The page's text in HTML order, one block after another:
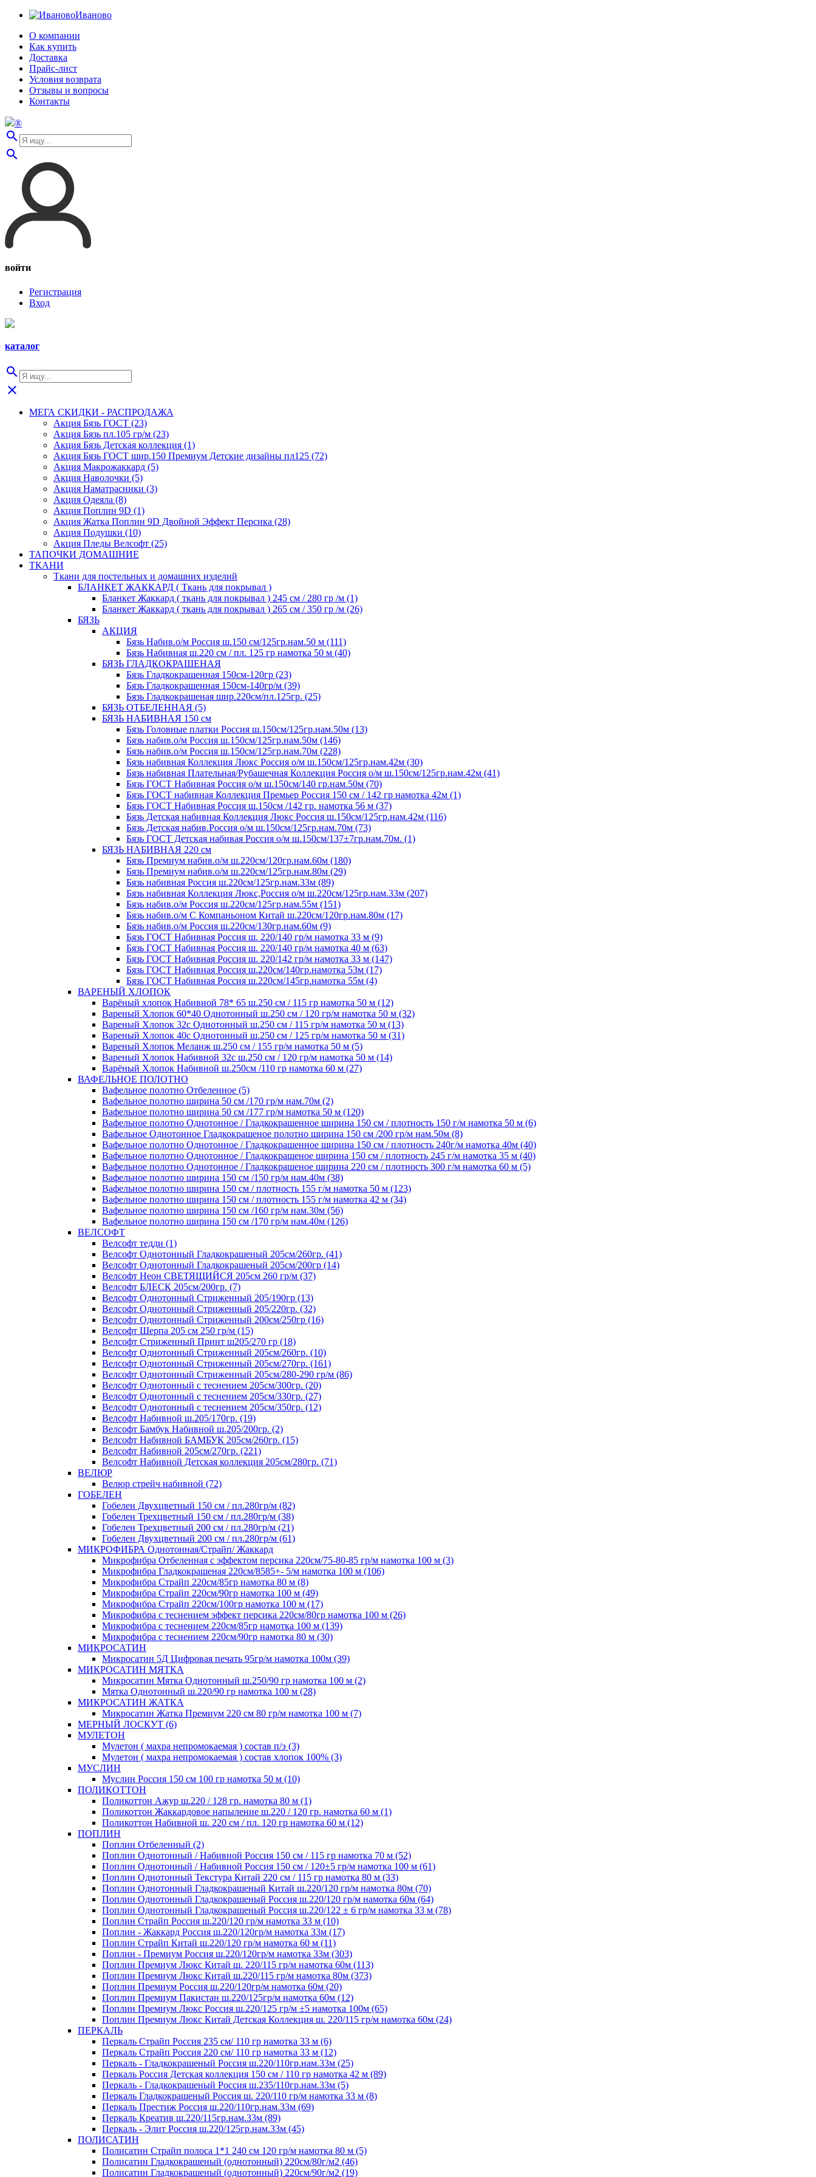
Иваново
О компании
Как купить
Доставка
Прайс-лист
Условия возврата
Отзывы и вопросы
Контакты
®
search
search
войти
Регистрация
Вход
каталог
search
close
МЕГА СКИДКИ - РАСПРОДАЖА
Акция Бязь ГОСТ (23)
Акция Бязь пл.105 гр/м (23)
Акция Бязь Детская коллекция (1)
Акция Бязь ГОСТ шир.150 Премиум Детские дизайны пл125 (72)
Акция Макрожаккард (5)
Акция Наволочки (5)
Акция Наматрасники (3)
Акция Одеяла (8)
Акция Поплин 9D (1)
Акция Жатка Поплин 9D Двойной Эффект Персика (28)
Акция Подушки (10)
Акция Пледы Велсофт (25)
ТАПОЧКИ ДОМАШНИЕ
ТКАНИ
Ткани для постельных и домашних изделий
БЛАНКЕТ ЖАККАРД ( Ткань для покрывал )
Бланкет Жаккард ( ткань для покрывал ) 245 см / 280 гр /м (1)
Бланкет Жаккард ( ткань для покрывал ) 265 см / 350 гр /м (26)
БЯЗЬ
АКЦИЯ
Бязь Набив.о/м Россия ш.150 см/125гр.нам.50 м (111)
Бязь Набивная ш.220 см / пл. 125 гр намотка 50 м (40)
БЯЗЬ ГЛАДКОКРАШЕНАЯ
Бязь Гладкокрашенная 150см-120гр (23)
Бязь Гладкокрашенная 150см-140гр/м (39)
Бязь Гладкокрашеная шир.220см/пл.125гр. (25)
БЯЗЬ ОТБЕЛЕННАЯ (5)
БЯЗЬ НАБИВНАЯ 150 см
Бязь Головные платки Россия ш.150см/125гр.нам.50м (13)
Бязь набив.о/м Россия ш.150см/125гр.нам.50м (146)
Бязь набив.о/м Россия ш.150см/125гр.нам.70м (228)
Бязь набивная Коллекция Люкс Россия о/м ш.150см/125гр.нам.42м (30)
Бязь набивная Плательная/Рубашечная Коллекция Россия о/м ш.150см/125гр.нам.42м (41)
Бязь ГОСТ Набивная Россия о/м ш.150см/140 гр.нам.50м (70)
Бязь ГОСТ набивная Коллекция Премьер Россия 150 см / 142 гр намотка 42м (1)
Бязь ГОСТ Набивная Россия ш.150см /142 гр. намотка 56 м (37)
Бязь Детская набивная Коллекция Люкс Россия ш.150см/125гр.нам.42м (116)
Бязь Детская набив.Россия о/м ш.150см/125гр.нам.70м (73)
Бязь ГОСТ Детская набивая Россия о/м ш.150см/137±7гр.нам.70м. (1)
БЯЗЬ НАБИВНАЯ 220 см
Бязь Премиум набив.о/м ш.220см/120гр.нам.60м (180)
Бязь Премиум набив.о/м ш.220см/125гр.нам.80м (29)
Бязь набивная Россия ш.220см/125гр.нам.33м (89)
Бязь набивная Коллекция Люкс,Россия о/м ш.220см/125гр.нам.33м (207)
Бязь набив.о/м Россия ш.220см/125гр.нам.55м (151)
Бязь набив.о/м С Компаньоном Китай ш.220см/120гр.нам.80м (17)
Бязь набив.о/м Россия ш.220см/130гр.нам.60м (9)
Бязь ГОСТ Набивная Россия ш. 220/140 гр/м намотка 33 м (9)
Бязь ГОСТ Набивная Россия ш. 220/140 гр/м намотка 40 м (63)
Бязь ГОСТ Набивная Россия ш. 220/142 гр/м намотка 33 м (147)
Бязь ГОСТ Набивная Россия ш.220см/140гр.намотка 53м (17)
Бязь ГОСТ Набивная Россия ш.220см/145гр.намотка 55м (4)
ВАРЕНЫЙ ХЛОПОК
Варёный хлопок Набивной 78* 65 ш.250 см / 115 гр намотка 50 м (12)
Вареный Хлопок 60*40 Однотонный ш.250 см / 120 гр/м намотка 50 м (32)
Вареный Хлопок 32с Однотонный ш.250 см / 115 гр/м намотка 50 м (13)
Вареный Хлопок 40с Однотонный ш.250 см / 125 гр/м намотка 50 м (31)
Вареный Хлопок Меланж ш.250 см / 155 гр/м намотка 50 м (5)
Вареный Хлопок Набивной 32с ш.250 см / 120 гр/м намотка 50 м (14)
Варёный Хлопок Набивной ш.250см /110 гр намотка 60 м (27)
ВАФЕЛЬНОЕ ПОЛОТНО
Вафельное полотно Отбеленное (5)
Вафельное полотно ширина 50 см /170 гр/м нам.70м (2)
Вафельное полотно ширина 50 см /177 гр/м намотка 50 м (120)
Вафельное полотно Однотонное / Гладкокрашенное ширина 150 см / плотность 150 г/м намотка 50 м (6)
Вафельное Однотонное Гладкокрашеное полотно ширина 150 см /200 гр/м нам.50м (8)
Вафельное полотно Однотонное / Гладкокрашенное ширина 150 см / плотность 240г/м намотка 40м (40)
Вафельное полотно Однотонное / Гладкокрашеное ширина 150 см / плотность 245 г/м намотка 35 м (40)
Вафельное полотно Однотонное / Гладкокрашеное ширина 220 см / плотность 300 г/м намотка 60 м (5)
Вафельное полотно ширина 150 см /150 гр/м нам.40м (38)
Вафельное полотно ширина 150 см / плотность 155 г/м намотка 50 м (123)
Вафельное полотно ширина 150 см / плотность 155 г/м намотка 42 м (34)
Вафельное полотно ширина 150 см /160 гр/м нам.30м (56)
Вафельное полотно ширина 150 см /170 гр/м нам.40м (126)
ВЕЛСОФТ
Велсофт тедди (1)
Велсофт Однотонный Гладкокрашеный 205см/260гр. (41)
Велсофт Однотонный Гладкокрашеный 205см/200гр (14)
Велсофт Неон СВЕТЯЩИЙСЯ 205см 260 гр/м (37)
Велсофт БЛЕСК 205см/200гр. (7)
Велсофт Однотонный Стриженный 205/190гр (13)
Велсофт Однотонный Стриженный 205/220гр. (32)
Велсофт Однотонный Стриженный 200см/250гр (16)
Велсофт Шерпа 205 см 250 гр/м (15)
Велсофт Стриженный Принт ш205/270 гр (18)
Велсофт Однотонный Стриженный 205см/260гр. (10)
Велсофт Однотонный Стриженный 205см/270гр. (161)
Велсофт Однотонный Стриженный 205см/280-290 гр/м (86)
Велсофт Однотонный с теснением 205см/300гр. (20)
Велсофт Однотонный с теснением 205см/330гр. (27)
Велсофт Однотонный с теснением 205см/350гр. (12)
Велсофт Набивной ш.205/170гр. (19)
Велсофт Бамбук Набивной ш.205/200гр. (2)
Велсофт Набивной БАМБУК 205см/260гр. (15)
Велсофт Набивной 205см/270гр. (221)
Велсофт Набивной Детская коллекция 205см/280гр. (71)
ВЕЛЮР
Велюр стрейч набивной (72)
ГОБЕЛЕН
Гобелен Двухцветный 150 см / пл.280гр/м (82)
Гобелен Трехцветный 150 см / пл.280гр/м (38)
Гобелен Трехцветный 200 см / пл.280гр/м (21)
Гобелен Двухцветный 200 см / пл.280гр/м (61)
МИКРОФИБРА Однотонная/Страйп/ Жаккард
Микрофибра Отбеленная с эффектом персика 220см/75-80-85 гр/м намотка 100 м (3)
Микрофибра Гладкокрашеная 220см/8585+- 5/м намотка 100 м (106)
Микрофибра Страйп 220см/85гр намотка 80 м (8)
Микрофибра Страйп 220см/90гр намотка 100 м (49)
Микрофибра Страйп 220см/100гр намотка 100 м (17)
Микрофибра с теснением эффект персика 220см/80гр намотка 100 м (26)
Микрофибра с теснением 220см/85гр намотка 100 м (139)
Микрофибра с теснением 220см/90гр намотка 80 м (30)
МИКРОСАТИН
Микросатин 5Д Цифровая печать 95гр/м намотка 100м (39)
МИКРОСАТИН МЯТКА
Микросатин Мятка Однотонный ш.250/90 гр намотка 100 м (2)
Мятка Однотонный ш.220/90 гр намотка 100 м (28)
МИКРОСАТИН ЖАТКА
Микросатин Жатка Премиум 220 см 80 гр/м намотка 100 м (7)
МЕРНЫЙ ЛОСКУТ (6)
МУЛЕТОН
Мулетон ( махра непромокаемая ) состав п/э (3)
Мулетон ( махра непромокаемая ) состав хлопок 100% (3)
МУСЛИН
Муслин Россия 150 см 100 гр намотка 50 м (10)
ПОЛИКОТТОН
Поликоттон Ажур ш.220 / 128 гр. намотка 80 м (1)
Поликоттон Жаккардовое напыление ш.220 / 120 гр. намотка 60 м (1)
Поликоттон Набивной ш. 220 см / пл. 120 гр намотка 60 м (12)
ПОПЛИН
Поплин Отбеленный (2)
Поплин Однотонный / Набивной Россия 150 см / 115 гр намотка 70 м (52)
Поплин Однотонный / Набивной Россия 150 см / 120±5 гр/м намотка 100 м (61)
Поплин Однотонный Текстура Китай 220 см / 115 гр намотка 80 м (33)
Поплин Однотонный Гладкокрашеный Китай ш.220/120 гр/м намотка 80м (70)
Поплин Однотонный Гладкокрашеный Россия ш.220/120 гр/м намотка 60м (64)
Поплин Однотонный Гладкокрашеный Россия ш.220/122 ± 6 гр/м намотка 33 м (78)
Поплин Страйп Россия ш.220/120 гр/м намотка 33 м (10)
Поплин - Жаккард Россия ш.220/120гр/м намотка 33м (17)
Поплин Страйп Китай ш.220/120 гр/м намотка 60 м (11)
Поплин - Премиум Россия ш.220/120гр/м намотка 33м (303)
Поплин Премиум Люкс Китай ш. 220/115 гр/м намотка 60м (113)
Поплин Премиум Люкс Китай ш.220/115 гр/м намотка 80м (373)
Поплин Премиум Россия ш.220/120гр/м намотка 60м (20)
Поплин Премиум Пакистан ш.220/125гр/м намотка 60м (12)
Поплин Премиум Люкс Россия ш.220/125 гр/м ±5 намотка 100м (65)
Поплин Премиум Люкс Китай Детская Коллекция ш. 220/115 гр/м намотка 60м (24)
ПЕРКАЛЬ
Перкаль Страйп Россия 235 см/ 110 гр намотка 33 м (6)
Перкаль Страйп Россия 220 см/ 110 гр намотка 33 м (12)
Перкаль - Гладкокрашеный Россия ш.220/110гр.нам.33м (25)
Перкаль Россия Детская коллекция 150 см / 110 гр намотка 42 м (89)
Перкаль - Гладкокрашеный Россия ш.235/110гр.нам.33м (5)
Перкаль Гладкокрашеный Россия ш. 220/110 гр/м намотка 33 м (8)
Перкаль Престиж Россия ш.220/110гр.нам.33м (69)
Перкаль Креатив ш.220/115гр.нам.33м (89)
Перкаль - Элит Россия ш.220/125гр.нам.33м (45)
ПОЛИСАТИН
Полисатин Страйп полоса 1*1 240 см 120 гр/м намотка 80 м (5)
Полисатин Гладкокрашеный (однотонный) 220см/80г/м2 (46)
Полисатин Гладкокрашеный (однотонный) 220см/90г/м2 (19)